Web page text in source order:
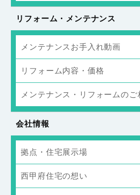
リフォーム・メンテナンス
メンテナンスお手入れ動画
リフォーム内容・価格
メンテナンス・リフォームのご
会社情報
拠点・住宅展示場
西甲府住宅の想い